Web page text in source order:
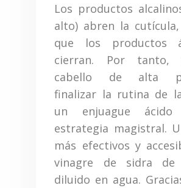
Los productos
alto) abren la
que los productos
cierran. Por tanto,
cabello de alta
finalizar la rutina de
un enjuague
estrategia magistral.
más efectivos y
vinagre de sidra de
diluido en agua.